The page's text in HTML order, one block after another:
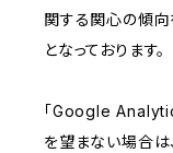
関する関心の傾
となっております。
「Google
を望まない場合は